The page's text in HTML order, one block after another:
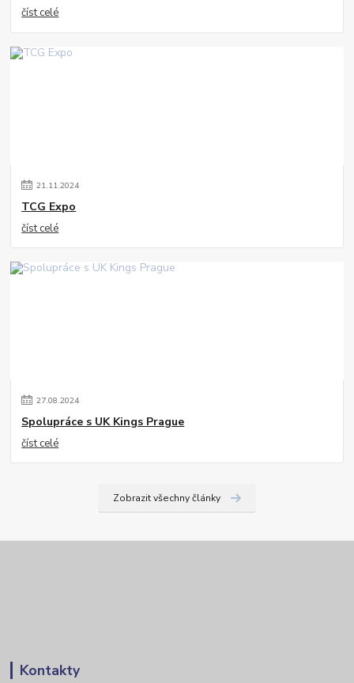
číst celé
21.11.2024
TCG Expo
číst celé
27.08.2024
Spolupráce s UK Kings Prague
číst celé
Zobrazit všechny články
Kontakty